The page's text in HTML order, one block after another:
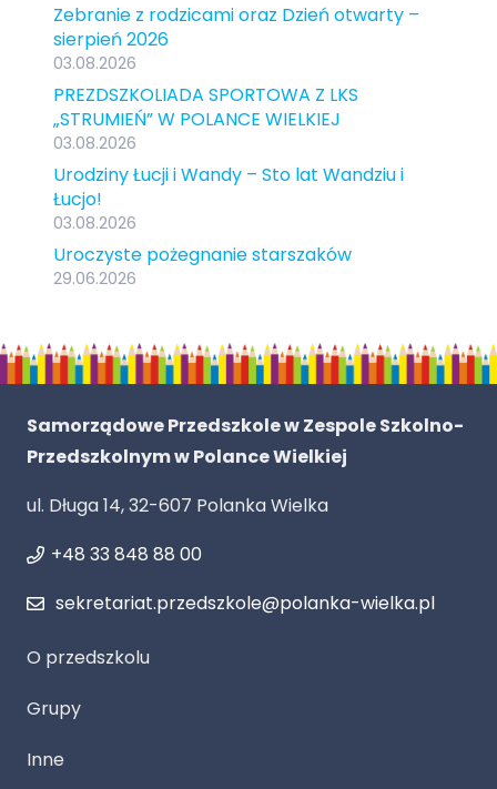
Zebranie z rodzicami oraz Dzień otwarty –
sierpień 2026
03.08.2026
PREZDSZKOLIADA SPORTOWA Z LKS
„STRUMIEŃ” W POLANCE WIELKIEJ
03.08.2026
Urodziny Łucji i Wandy – Sto lat Wandziu i
Łucjo!
03.08.2026
Uroczyste pożegnanie starszaków
29.06.2026
Samorządowe Przedszkole w Zespole Szkolno-
Przedszkolnym w Polance Wielkiej
ul. Długa 14, 32-607 Polanka Wielka
+48 33 848 88 00
sekretariat.przedszkole@polanka-wielka.pl
O przedszkolu
Grupy
Inne